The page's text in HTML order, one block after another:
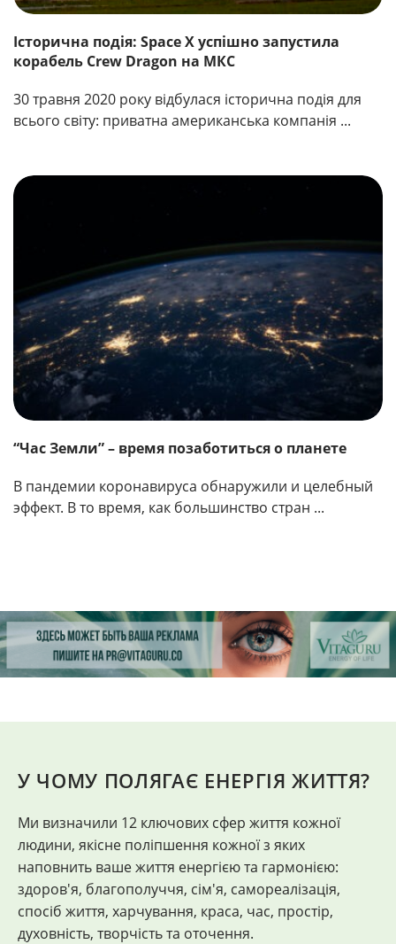
Історична подія: Space X успішно запустила
корабель Crew Dragon на МКС
30 травня 2020 року відбулася історична подія для
всього світу: приватна американська компанія ...
“Час Земли” – время позаботиться о планете
В пандемии коронавируса обнаружили и целебный
эффект. В то время, как большинство стран ...
У ЧОМУ ПОЛЯГАЄ ЕНЕРГІЯ ЖИТТЯ?
Ми визначили 12 ключових сфер життя кожної
людини, якісне поліпшення кожної з яких
наповнить ваше життя енергією та гармонією:
здоров'я, благополуччя, сім'я, самореалізація,
спосіб життя, харчування, краса, час, простір,
духовність, творчість та оточення.